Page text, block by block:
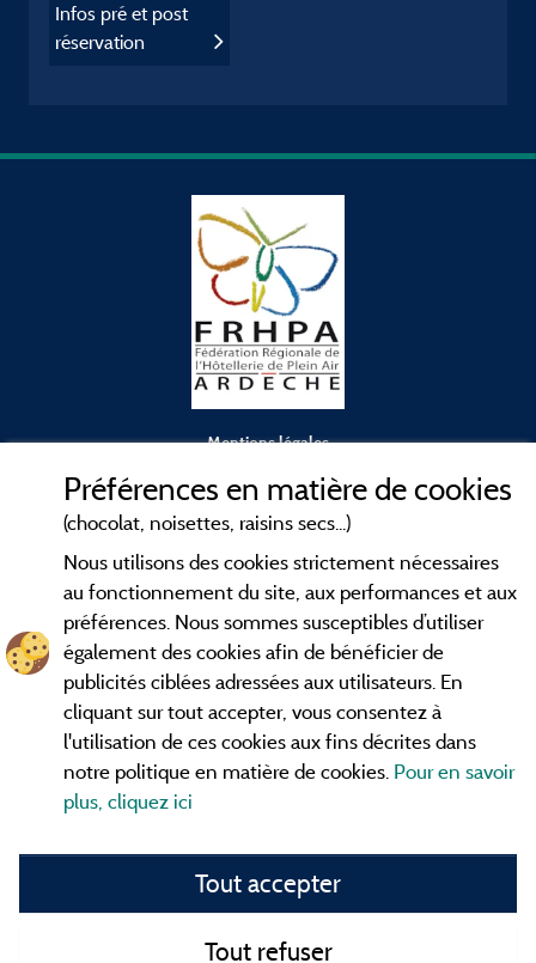
Infos pré et post
réservation
Mentions légales
Contact
CGV
Les meilleurscampings en Ardèche . Consultez les fiches de
nos adhérents et découvrez nos meilleures offres dans les
Gorges de l'Ardèche, le célèbrePont d'Arc, la grotte de l'Aven
d'Orgnac, Le mont Gerbier de Jonc ou le mont Mézenc...
informez vous directement ici en ligne avant de contacter le
Faites vous votre propre idée du camping, au pied d'un lac,
avec clubenfants, avec vos animaux de compagnie, sous la
ou dans un mobil home ou même de
Préférences en matière de cookies
(chocolat, noisettes, raisins secs...)
Nous utilisons des cookies strictement nécessaires
au fonctionnement du site, aux performances et aux
préférences. Nous sommes susceptibles d’utiliser
également des cookies afin de bénéficier de
publicités ciblées adressées aux utilisateurs. En
cliquant sur tout accepter, vous consentez à
l'utilisation de ces cookies aux fins décrites dans
notre politique en matière de cookies. Pour en savoir
plus, cliquez ici
Tout accepter
Tout refuser